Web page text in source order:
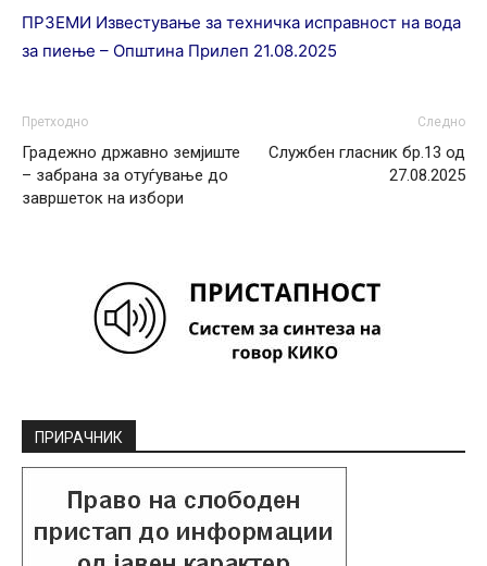
ПРЗЕМИ Известување за техничка исправност на вода
за пиење – Општина Прилеп 21.08.2025
Претходно
Градежно државно земјиште
– забрана за отуѓување до
завршеток на избори
Следно
Службен гласник бр.13 од
27.08.2025
ПРИРАЧНИК